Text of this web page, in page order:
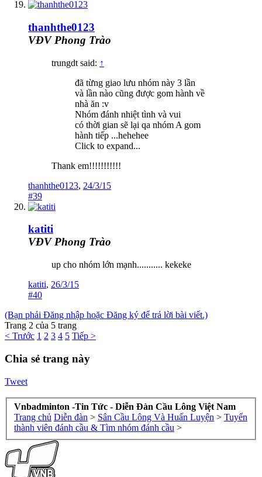
thanhthe0123
VĐV Phong Trào
trungdt said: ↑
đã từng giao lưu nhóm này 3 lần
và lần nào cũng được gom hành về
nhà ăn :v
Nhóm đánh nhiệt tình và vui
có thời gian sẽ lại qa nhóm A gom
hành tiếp ...hehehee
Click to expand...
Thank em!!!!!!!!!!!
thanhthe0123, 24/3/15
#39
katiti
VĐV Phong Trào
up cho nhóm lớn mạnh........... kekeke
katiti, 26/3/15
#40
(Bạn phải Đăng nhập hoặc Đăng ký để trả lời bài viết.)
Trang 2 của 5 trang
< Trước 1 2 3 4 5 Tiếp >
Chia sẻ trang này
Tweet
Vnbadminton -Tin Tức - Diễn Đàn Cầu Lông Việt Nam
Trang chủ Diễn đàn > Sân Cầu Lông Và Huấn Luyện > Tuyển
thành viên đánh cầu & Tìm nhóm đánh cầu >